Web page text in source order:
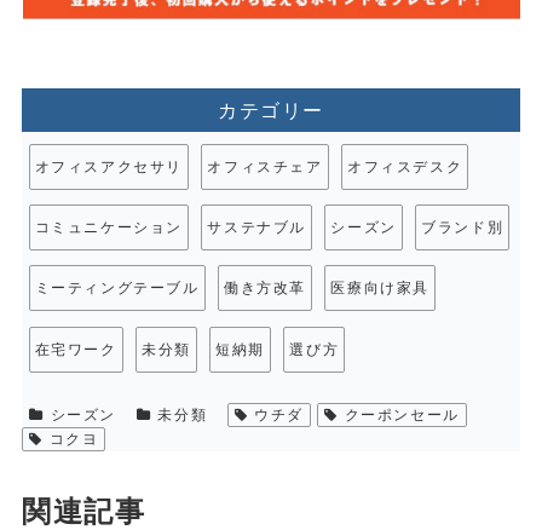
カテゴリー
オフィスアクセサリ オフィスチェア オフィスデスク
コミュニケーション サステナブル シーズン ブランド別
ミーティングテーブル 働き方改革 医療向け家具
在宅ワーク 未分類 短納期 選び方
シーズン 未分類 ウチダ
クーポンセール
コクヨ
関連記事